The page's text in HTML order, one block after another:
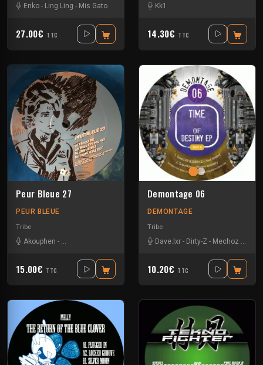
Enko - Ling Ling - Mis Gato
27.00€ TTC
Kk1
14.30€ TTC
Peur Bleue 27
PEUR BLEUE
Tribe
Akouphen - Les400coups
15.00€ TTC
Demontage 06
DEMONTAGE
Tribe
Dave.lxr - Dirty-Z - Mechoz
10.20€ TTC